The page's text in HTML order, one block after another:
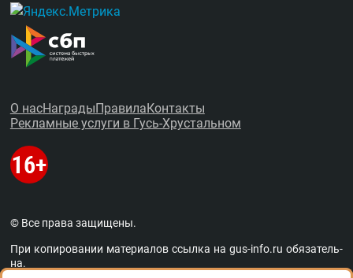
О насНаградыПравилаКонтакты
Рекламные услуги в Гусь-Хрустальном
© Все права защищены.
При копировании материалов ссыл­ка наgus-info.ru обя­за­тель­
на.